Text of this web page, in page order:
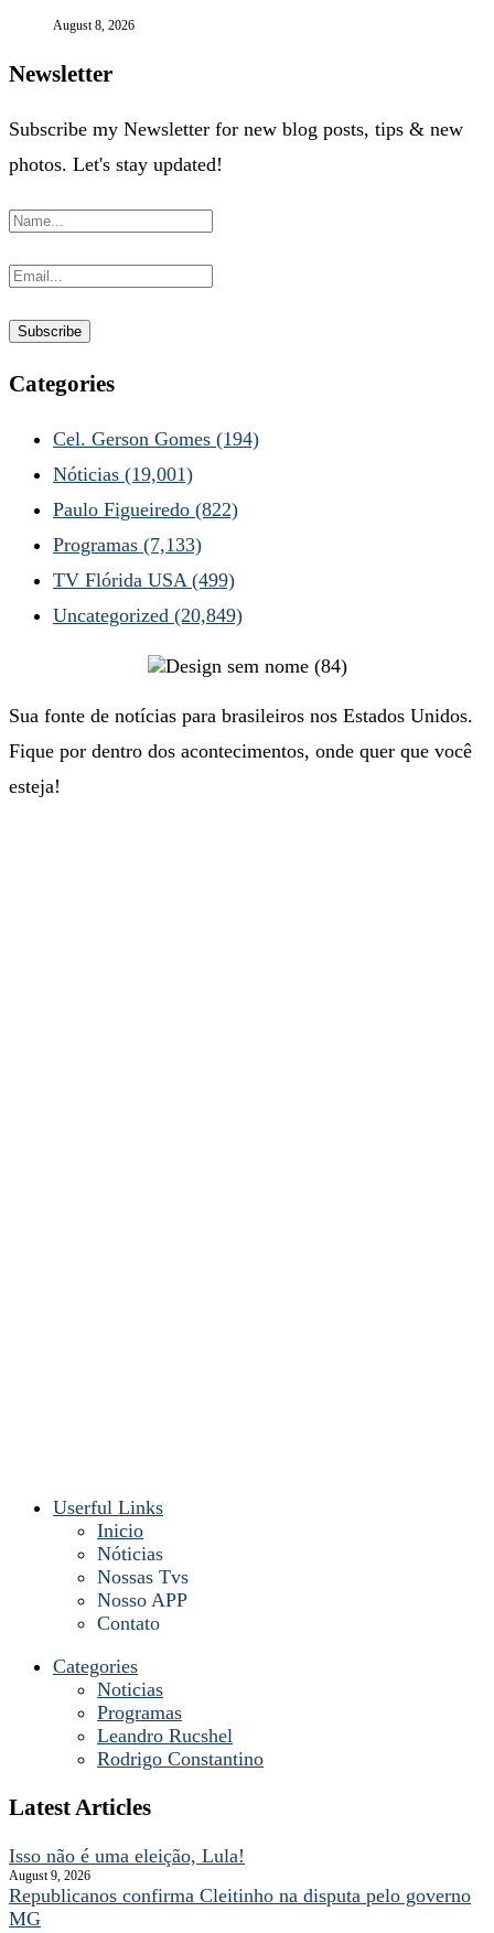
August 8, 2026
Newsletter
Subscribe my Newsletter for new blog posts, tips & new
photos. Let's stay updated!
Categories
Cel. Gerson Gomes (194)
Nóticias (19,001)
Paulo Figueiredo (822)
Programas (7,133)
TV Flórida USA (499)
Uncategorized (20,849)
Sua fonte de notícias para brasileiros nos Estados Unidos.
Fique por dentro dos acontecimentos, onde quer que você
esteja!
Userful Links
Inicio
Nóticias
Nossas Tvs
Nosso APP
Contato
Categories
Noticias
Programas
Leandro Rucshel
Rodrigo Constantino
Latest Articles
Isso não é uma eleição, Lula!
August 9, 2026
Republicanos confirma Cleitinho na disputa pelo governo
MG